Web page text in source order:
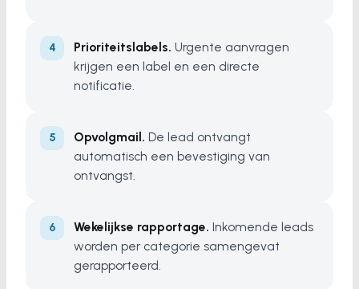
Prioriteitslabels. Urgente aanvragen
krijgen een label en een directe
notificatie.
Opvolgmail. De lead ontvangt
automatisch een bevestiging van
ontvangst.
Wekelijkse rapportage. Inkomende leads
worden per categorie samengevat
gerapporteerd.